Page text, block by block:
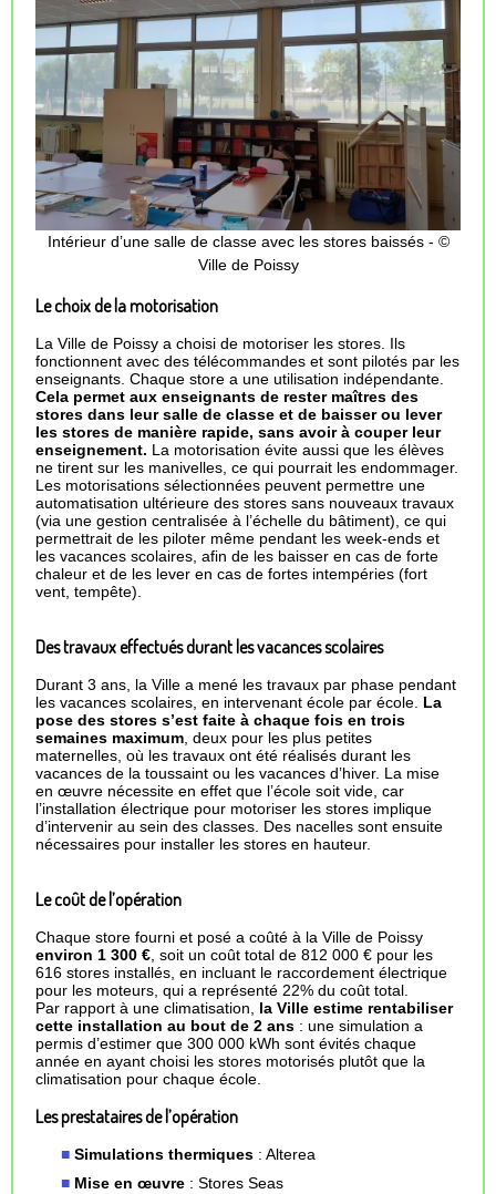
Intérieur d’une salle de classe avec les stores baissés - ©
Ville de Poissy
Le choix de la motorisation
La Ville de Poissy a choisi de motoriser les stores. Ils
fonctionnent avec des télécommandes et sont pilotés par les
enseignants. Chaque store a une utilisation indépendante.
Cela permet aux enseignants de rester maîtres des
stores dans leur salle de classe et de baisser ou lever
les stores de manière rapide, sans avoir à couper leur
enseignement. La motorisation évite aussi que les élèves
ne tirent sur les manivelles, ce qui pourrait les endommager.
Les motorisations sélectionnées peuvent permettre une
automatisation ultérieure des stores sans nouveaux travaux
(via une gestion centralisée à l’échelle du bâtiment), ce qui
permettrait de les piloter même pendant les week-ends et
les vacances scolaires, afin de les baisser en cas de forte
chaleur et de les lever en cas de fortes intempéries (fort
vent, tempête).
Des travaux effectués durant les vacances scolaires
Durant 3 ans, la Ville a mené les travaux par phase pendant
les vacances scolaires, en intervenant école par école. La
pose des stores s’est faite à chaque fois en trois
semaines maximum , deux pour les plus petites
maternelles, où les travaux ont été réalisés durant les
vacances de la toussaint ou les vacances d’hiver. La mise
en œuvre nécessite en effet que l’école soit vide, car
l’installation électrique pour motoriser les stores implique
d’intervenir au sein des classes. Des nacelles sont ensuite
nécessaires pour installer les stores en hauteur.
Le coût de l’opération
Chaque store fourni et posé a coûté à la Ville de Poissy
environ 1 300 € , soit un coût total de 812 000 € pour les
616 stores installés, en incluant le raccordement électrique
pour les moteurs, qui a représenté 22% du coût total.
Par rapport à une climatisation, la Ville estime rentabiliser
cette installation au bout de 2 ans : une simulation a
permis d’estimer que 300 000 kWh sont évités chaque
année en ayant choisi les stores motorisés plutôt que la
climatisation pour chaque école.
Les prestataires de l’opération
Simulations thermiques : Alterea
Mise en œuvre : Stores Seas